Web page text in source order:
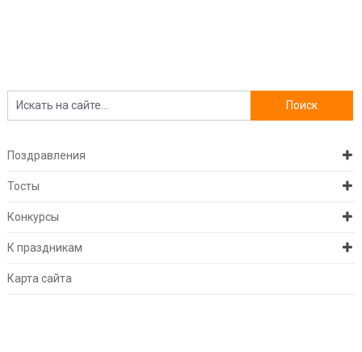
Поздравления
Тосты
Конкурсы
К праздникам
Карта сайта